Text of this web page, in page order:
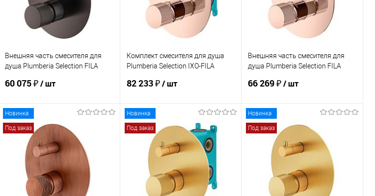
Внешняя часть смесителя для
душа Plumberia Selection FILA
60 075 ₽/ шт
В корзину
Купить в 1 клик
Сравнение
В избранное
Под заказ
Комплект смесителя для душа
Plumberia Selection IXO-FILA
82 233 ₽/ шт
В корзину
Купить в 1 клик
Сравнение
В избранное
Под заказ
Внешняя часть смесителя для
душа Plumberia Selection FILA
66 269 ₽/ шт
В корзину
Купить в 1 клик
Сравнение
В избранное
Под заказ
Новинка
Под заказ
Новинка
Под заказ
Новинка
Под заказ